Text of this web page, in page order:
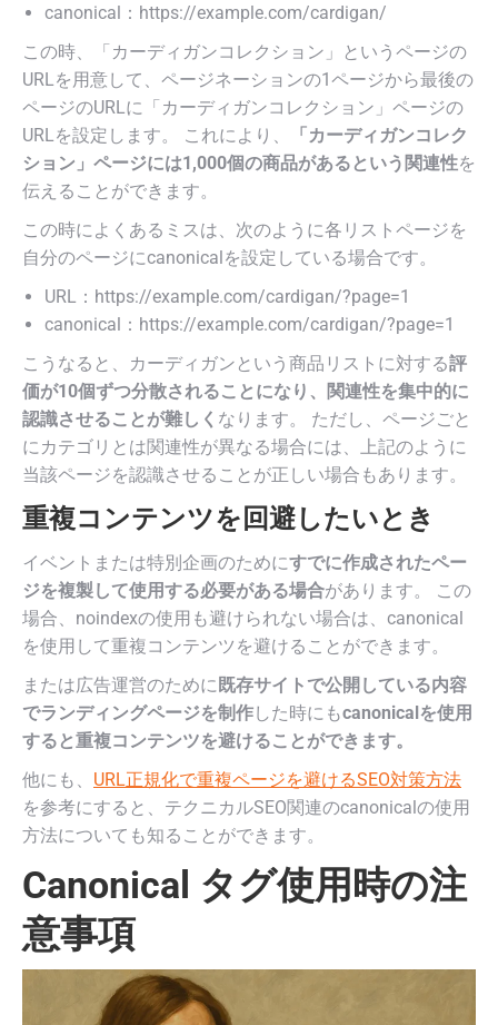
canonical：https://example.com/cardigan/
この時、「カーディガンコレクション」というページの
URLを用意して、ページネーションの1ページから最後の
ページのURLに「カーディガンコレクション」ページの
URLを設定します。 これにより、
「カーディガンコレク
ション」ページには1,000個の商品があるという関連性を
伝えることができます。
この時によくあるミスは、次のように各リストページを
自分のページにcanonicalを設定している場合です。
URL：https://example.com/cardigan/?page=1
canonical：https://example.com/cardigan/?page=1
こうなると、カーディガンという商品リストに対する評
価が10個ずつ分散されることになり、関連性を集中的に
認識させることが難しく なります。 ただし、ページごと
にカテゴリとは関連性が異なる場合には、上記のように
当該ページを認識させることが正しい場合もあります。
重複コンテンツを回避したいとき
イベントまたは特別企画のためにすでに作成されたペー
ジを複製して使用する必要がある場合があります。 この
場合、noindexの使用も避けられない場合は、canonical
を使用して重複コンテンツを避けることができます。
または広告運営のために 既存サイトで公開している内容
でランディングページを制作した時にもcanonicalを使用
すると重複コンテンツを避けることができます。
他にも、 URL正規化で重複ページを避けるSEO対策方法
を参考にすると、テクニカルSEO関連のcanonicalの使用
方法についても知ることができます。
Canonical タグ使用時の注
意事項